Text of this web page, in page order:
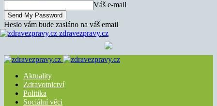
Váš e-mail
Heslo vám bude zasláno na váš email
zdravezpravy.cz
Aktuality
Zdravotnictví
Politika
Sociální věci